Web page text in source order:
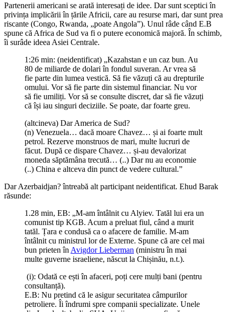
Partenerii americani se arată interesați de idee. Dar sunt sceptici în
privința implicării în țările Africii, care au resurse mari, dar sunt prea
riscante (Congo, Rwanda, „poate Angola”). Unul râde când E.B
spune că Africa de Sud va fi o putere economică majoră. În schimb,
îi surâde ideea Asiei Centrale.
1:26 min: (neidentificat) „Kazahstan e un caz bun. Au
80 de miliarde de dolari în fondul suveran. Ar vrea să
fie parte din lumea vestică. Să fie văzuți că au drepturile
omului. Vor să fie parte din sistemul financiar. Nu vor
să fie umiliți. Vor să se consulte discret, dar să fie văzuți
că își iau singuri deciziile. Se poate, dar foarte greu.
(altcineva) Dar America de Sud?
(n) Venezuela… dacă moare Chavez… și ai foarte mult
petrol. Rezerve monstruos de mari, multe lucruri de
făcut. După ce dispare Chavez… și-au devalorizat
moneda săptămâna trecută… (..) Dar nu au economie
(..) China e altceva din punct de vedere cultural.”
Dar Azerbaidjan? întreabă alt participant neidentificat. Ehud Barak
răsunde:
1.28 min, EB: „M-am întâlnit cu Alyiev. Tatăl lui era un
comunist tip KGB. Acum a preluat fiul, când a murit
tatăl. Țara e condusă ca o afacere de familie. M-am
întâlnit cu ministrul lor de Externe. Spune că are cel mai
bun prieten în Avigdor Lieberman (ministru în mai
multe guverne israeliene, născut la Chișinău, n.t.).
(i): Odată ce ești în afaceri, poți cere mulți bani (pentru
consultanță).
E.B: Nu pretind că le asigur securitatea câmpurilor
petroliere. Îi îndrumi spre companii specializate. Unele